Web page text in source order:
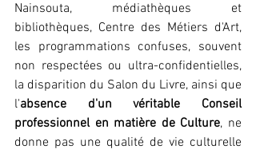
Nainsouta, médiathèques et
bibliothèques, Centre des Métiers d'Art,
les programmations confuses, souvent
non respectées ou ultra-confidentielles,
la disparition du Salon du Livre, ainsi que
l'absence d'un véritable Conseil
professionnel en matière de Culture, ne
donne pas une qualité de vie culturelle